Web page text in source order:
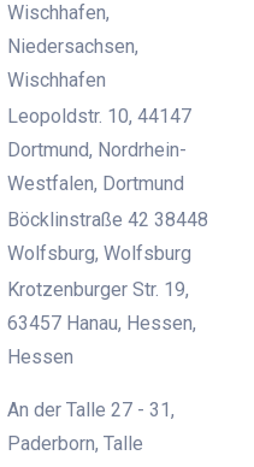
Wischhafen,
Niedersachsen,
Wischhafen
Leopoldstr. 10, 44147
Dortmund, Nordrhein-
Westfalen, Dortmund
Böcklinstraße 42 38448
Wolfsburg, Wolfsburg
Krotzenburger Str. 19,
63457 Hanau, Hessen,
Hessen
An der Talle 27 - 31,
Paderborn, Talle